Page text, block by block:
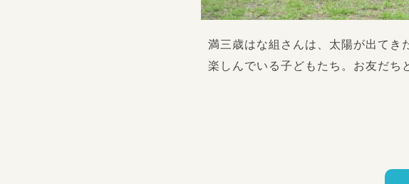
満三歳はな組さんは、太陽が出てき
楽しんでいる子どもたち。お友だち